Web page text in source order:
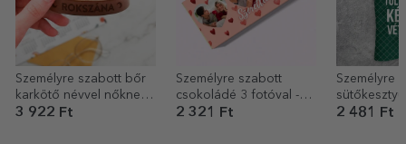
Személyre szabott bőr
karkötő névvel nőknek -
Félhold
3 922 Ft
Személyre szabott
csokoládé 3 fotóval -
Szeretlek!
2 321 Ft
Személyre
Túl forró
2 481 Ft